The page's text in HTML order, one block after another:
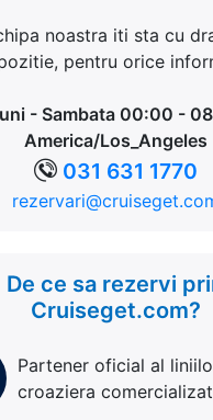
noastra iti sta cu
pentru orice
- Sambata 00:00 -
America/Los_Angeles
031 631 1770
De ce sa rezervi
Cruiseget.com?
Partener oficial al
croaziera